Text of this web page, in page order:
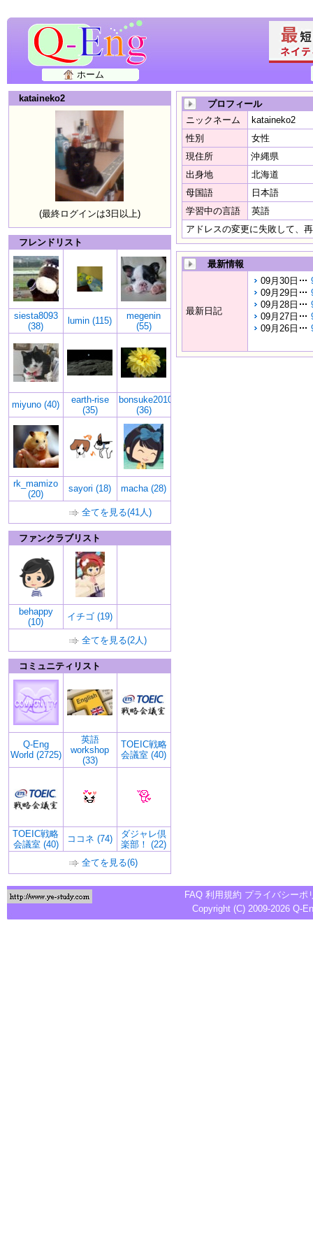
ホーム
kataineko2
(最終ログインは3日以上)
フレンドリスト
siesta8093
(38)
lumin (115)
megenin
(55)
miyuno (40)
earth-rise
(35)
bonsuke2010
(36)
rk_mamizo
(20)
sayori (18) macha (28)
全てを見る(41人)
ファンクラブリスト
behappy
(10)
イチゴ (19)
全てを見る(2人)
コミュニティリスト
Q-Eng
World (2725)
英語
workshop
(33)
TOEIC戦略
会議室 (40)
TOEIC戦略
会議室 (40)
ココネ (74)
ダジャレ倶
楽部！ (22)
全てを見る(6)
プロフィール
ニックネーム
kataineko2
性別
女性
現住所
沖縄県
出身地
北海道
母国語
日本語
学習中の言語
英語
アドレスの変更に失敗して、
最新情報
最新日記
09月30日
09月29日
09月28日
09月27日
09月26日
FAQ 利用規約 プライバシーポ
Copyright (C) 2009-2026 Q-